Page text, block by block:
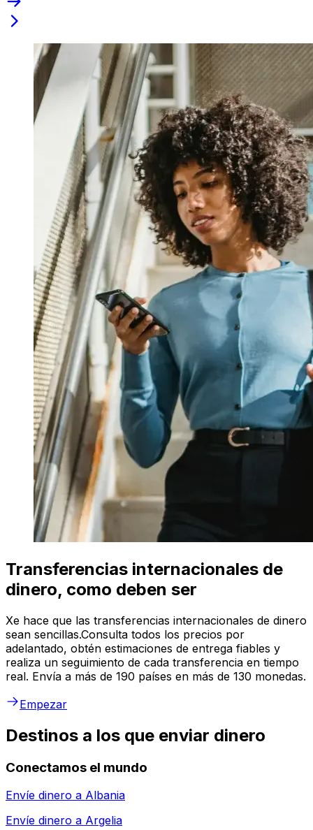
Transferencias internacionales de
dinero, como deben ser
Xe hace que las transferencias internacionales de dinero
sean sencillas.Consulta todos los precios por
adelantado, obtén estimaciones de entrega fiables y
realiza un seguimiento de cada transferencia en tiempo
real. Envía a más de 190 países en más de 130 monedas.
Empezar
Destinos a los que enviar dinero
Conectamos el mundo
Envíe dinero a Albania
Envíe dinero a Argelia